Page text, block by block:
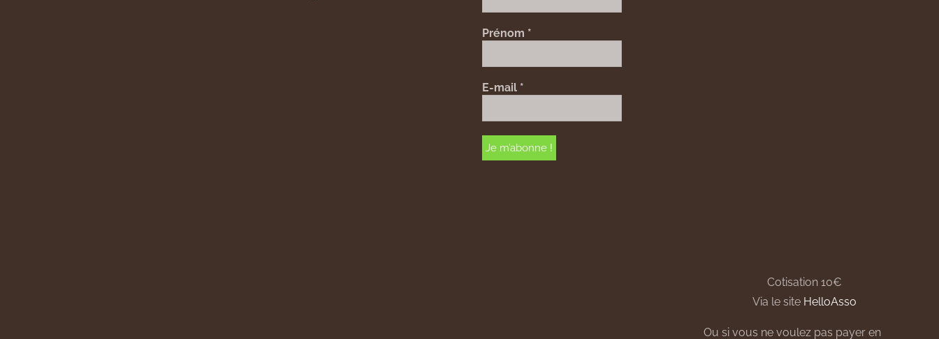
Prénom *
E-mail *
Cotisation 10€
Via le site HelloAsso
Ou si vous ne voulez pas payer en